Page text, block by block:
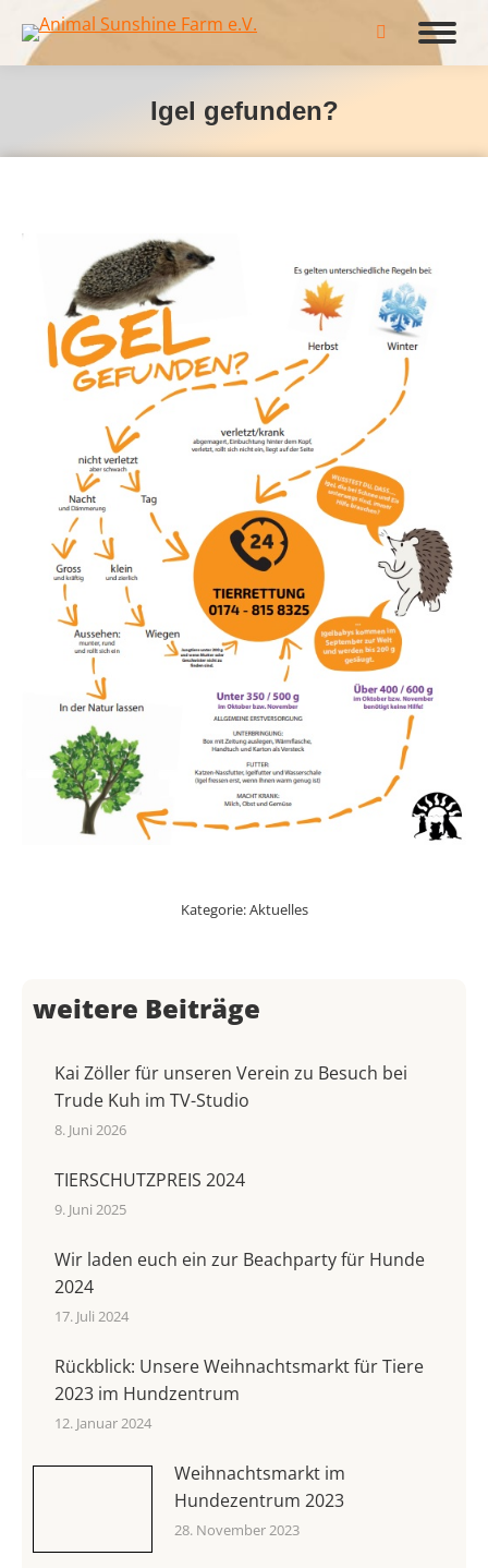
Search:
Igel gefunden?
Kategorie:Aktuelles
weitere Beiträge
Kai Zöller für unseren Verein zu Besuch bei
Trude Kuh im TV-Studio
8. Juni 2026
TIERSCHUTZPREIS 2024
9. Juni 2025
Wir laden euch ein zur Beachparty für Hunde
2024
17. Juli 2024
Rückblick: Unsere Weihnachtsmarkt für Tiere
2023 im Hundzentrum
12. Januar 2024
Weihnachtsmarkt im
Hundezentrum 2023
28. November 2023